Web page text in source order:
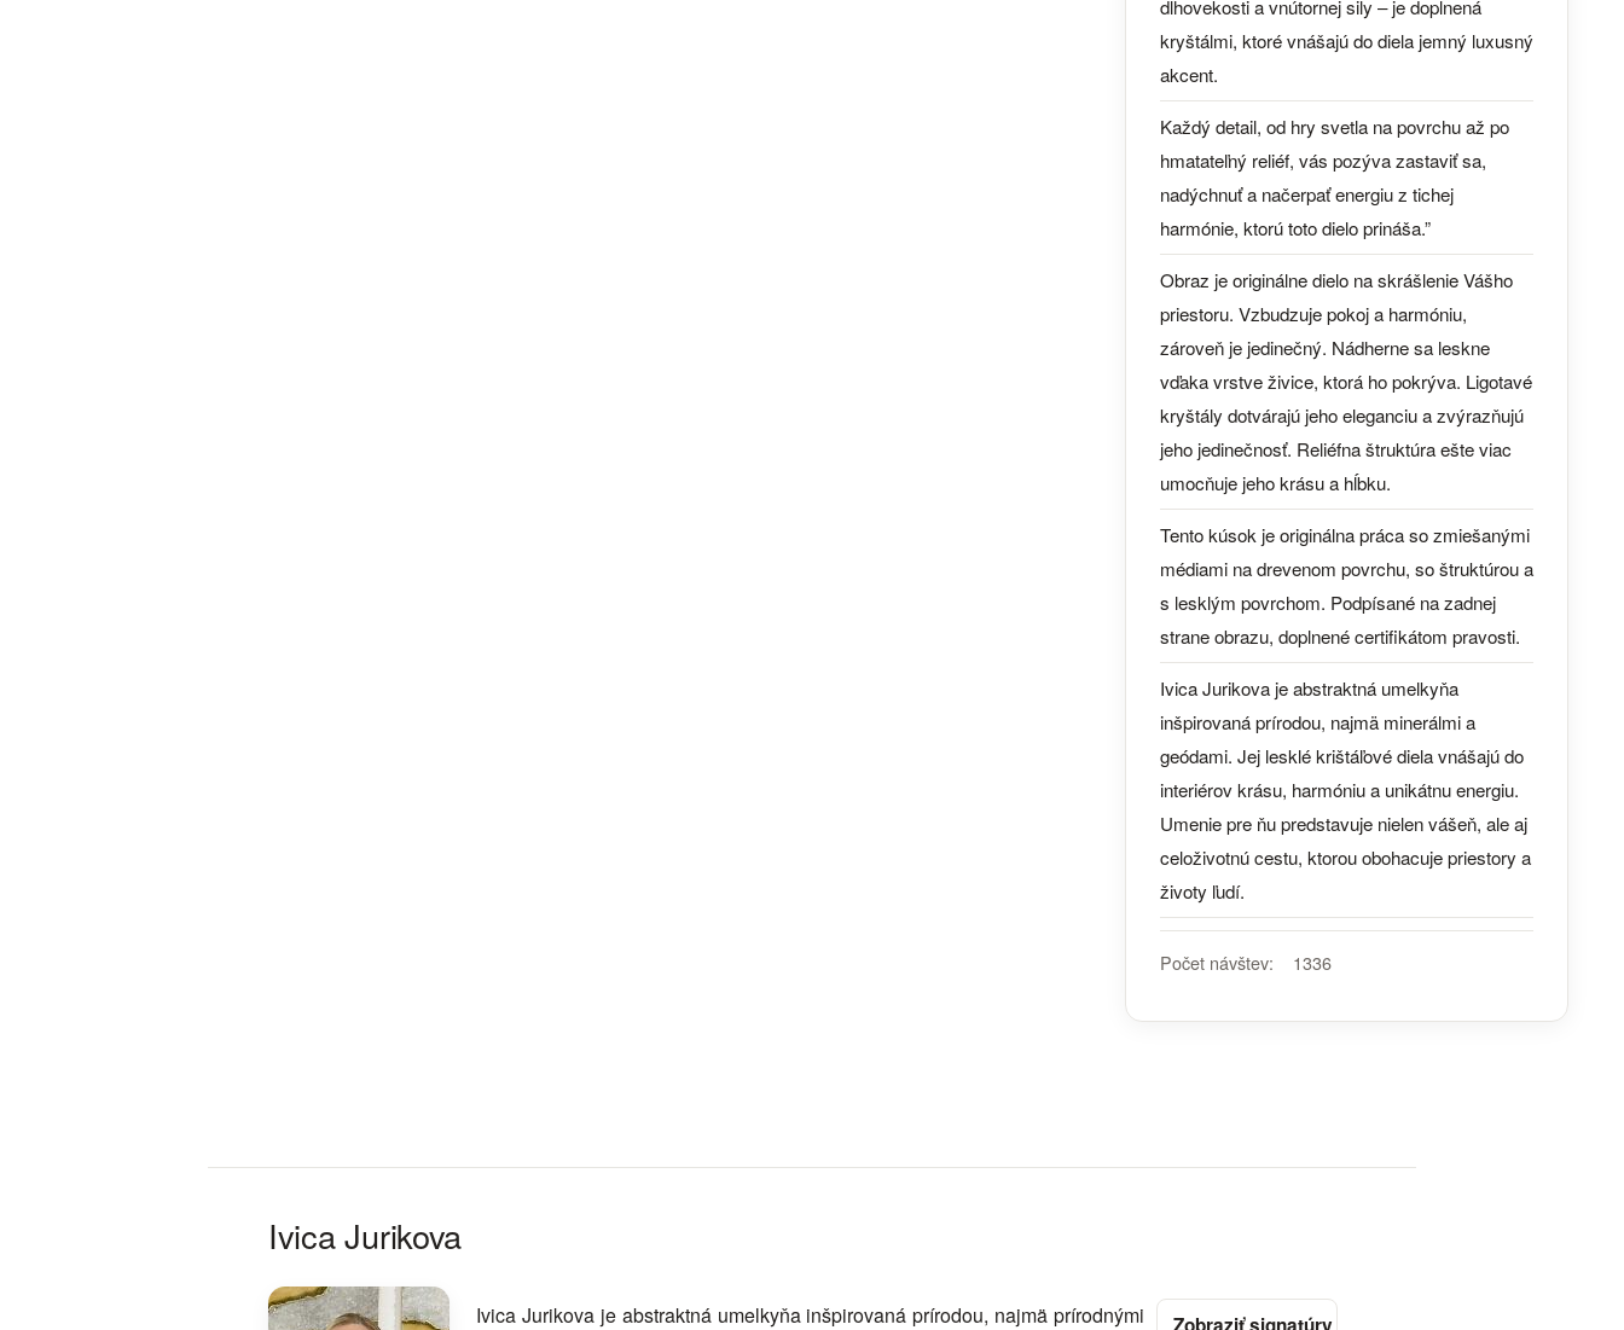
dlhovekosti a vnútornej sily – je doplnená
kryštálmi, ktoré vnášajú do diela jemný luxusný
akcent.
Každý detail, od hry svetla na povrchu až po
hmatateľný reliéf, vás pozýva zastaviť sa,
nadýchnuť a načerpať energiu z tichej
harmónie, ktorú toto dielo prináša.”
Obraz je originálne dielo na skrášlenie Vášho
priestoru. Vzbudzuje pokoj a harmóniu,
zároveň je jedinečný. Nádherne sa leskne
vďaka vrstve živice, ktorá ho pokrýva. Ligotavé
kryštály dotvárajú jeho eleganciu a zvýrazňujú
jeho jedinečnosť. Reliéfna štruktúra ešte viac
umocňuje jeho krásu a hĺbku.
Tento kúsok je originálna práca so zmiešanými
médiami na drevenom povrchu, so štruktúrou a
s lesklým povrchom. Podpísané na zadnej
strane obrazu, doplnené certifikátom pravosti.
Ivica Jurikova je abstraktná umelkyňa
inšpirovaná prírodou, najmä minerálmi a
geódami. Jej lesklé krištáľové diela vnášajú do
interiérov krásu, harmóniu a unikátnu energiu.
Umenie pre ňu predstavuje nielen vášeň, ale aj
celoživotnú cestu, ktorou obohacuje priestory a
životy ľudí.
Počet návštev: 1336
Ivica Jurikova
Ivica Jurikova je abstraktná umelkyňa inšpirovaná prírodou, najmä prírodnými